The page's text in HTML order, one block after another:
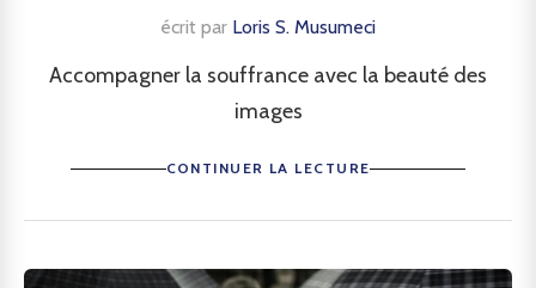
écrit par Loris S. Musumeci
Accompagner la souffrance avec la beauté des
images
CONTINUER LA LECTURE